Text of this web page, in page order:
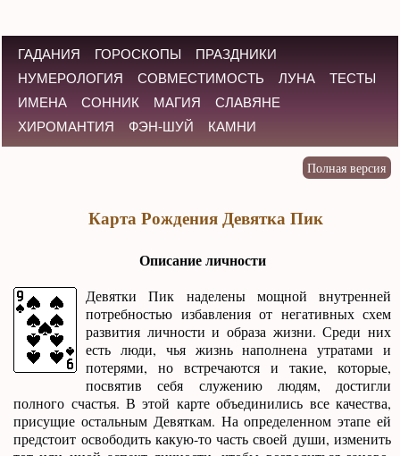
ГАДАНИЯ ГОРОСКОПЫ
ПРАЗДНИКИ
НУМЕРОЛОГИЯ
СОВМЕСТИМОСТЬ ЛУНА
ТЕСТЫ
ИМЕНА
СОННИК МАГИЯ
СЛАВЯНЕ
ХИРОМАНТИЯ
ФЭН-ШУЙ КАМНИ
Карта Рождения Девятка Пик
Описание личности
Девятки Пик наделены мощной внутренней
потребностью избавления от негативных схем
развития личности и образа жизни. Среди них
есть люди, чья жизнь наполнена утратами и
потерями, но встречаются и такие, которые,
посвятив себя служению людям, достигли
полного счастья. В этой карте объединились все качества,
присущие остальным Девяткам. На определенном этапе ей
предстоит освободить какую-то часть своей души, изменить